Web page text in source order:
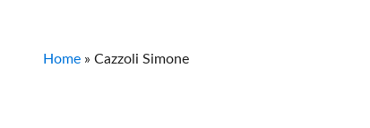
Home » Cazzoli Simone